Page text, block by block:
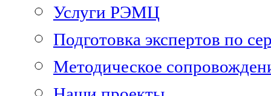
Услуги РЭМЦ
Подготовка экспертов по
Методическое